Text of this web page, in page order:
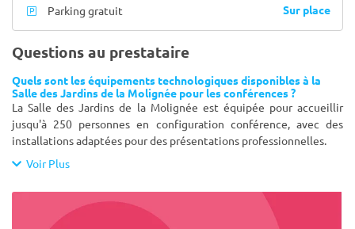
Parking gratuit Sur place
Questions au prestataire
Quels sont les équipements technologiques disponibles à la
Salle des Jardins de la Molignée pour les conférences ?
La Salle des Jardins de la Molignée est équipée pour accueillir
jusqu'à 250 personnes en configuration conférence, avec des
installations adaptées pour des présentations professionnelles.
Voir Plus